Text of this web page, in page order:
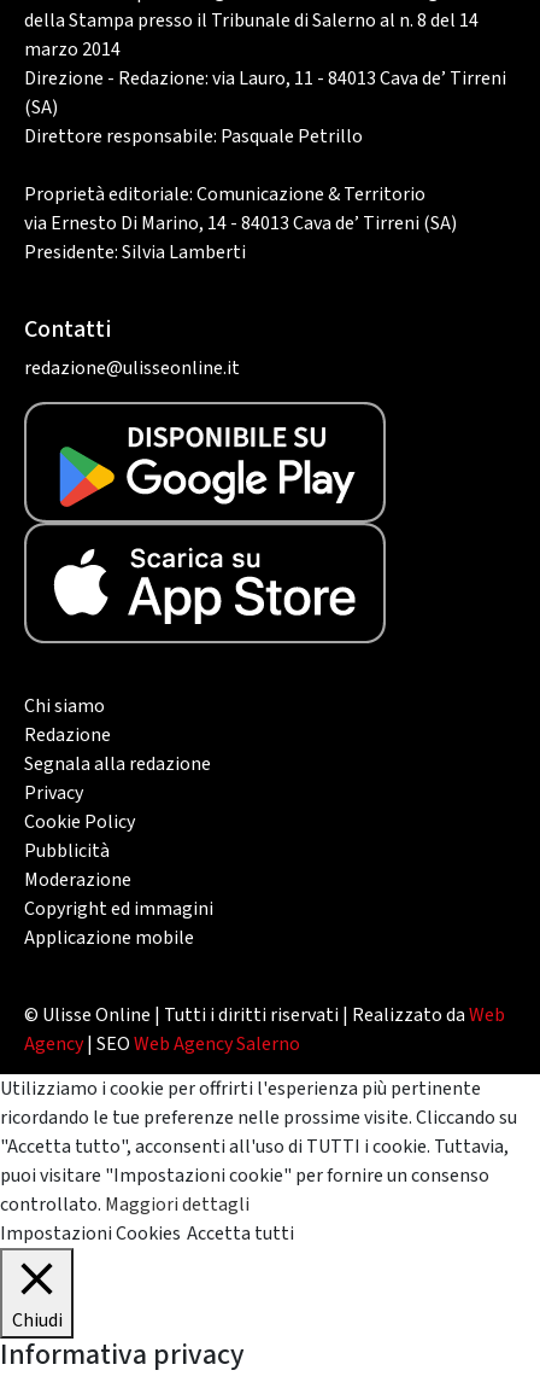
della Stampa presso il Tribunale di Salerno al n. 8 del 14
marzo 2014
Direzione - Redazione: via Lauro, 11 - 84013 Cava de’ Tirreni
(SA)
Direttore responsabile: Pasquale Petrillo
Proprietà editoriale: Comunicazione & Territorio
via Ernesto Di Marino, 14 - 84013 Cava de’ Tirreni (SA)
Presidente: Silvia Lamberti
Contatti
redazione@ulisseonline.it
Chi siamo
Redazione
Segnala alla redazione
Privacy
Cookie Policy
Pubblicità
Moderazione
Copyright ed immagini
Applicazione mobile
© Ulisse Online | Tutti i diritti riservati | Realizzato daWeb
Agency| SEOWeb Agency Salerno
Utilizziamo i cookie per offrirti l'esperienza più pertinente
ricordando le tue preferenze nelle prossime visite. Cliccando su
"Accetta tutto", acconsenti all'uso di TUTTI i cookie. Tuttavia,
puoi visitare "Impostazioni cookie" per fornire un consenso
controllato. Maggiori dettagli
Impostazioni Cookies Accetta tutti
Chiudi
Informativa privacy